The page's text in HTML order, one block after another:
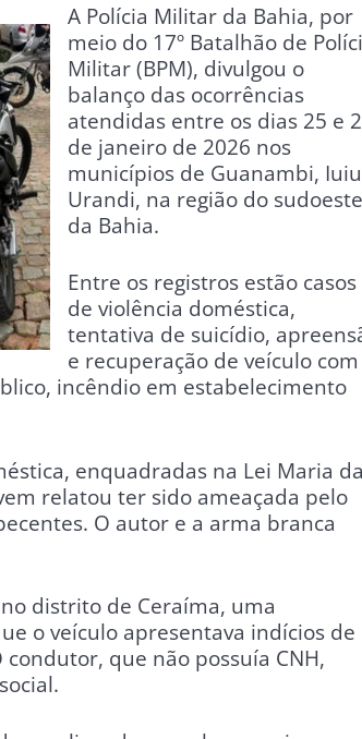
A Polícia Militar da Bahia, por
meio do 17º Batalhão de
Militar (BPM), divulgou o
balanço das ocorrências
atendidas entre os dias 25 e
de janeiro de 2026 nos
municípios de Guanambi,
Urandi, na região do sudoeste
da Bahia.
Entre os registros estão casos
de violência doméstica,
tentativa de suicídio,
e recuperação de veículo com
incêndio em estabelecimento
enquadradas na Lei Maria
relatou ter sido ameaçada pelo
O autor e a arma branca
distrito de Ceraíma, uma
o veículo apresentava indícios de
que não possuía CNH,